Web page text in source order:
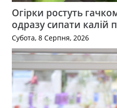
Огірки ростуть
одразу сипати калій
Субота, 8 Серпня, 2026